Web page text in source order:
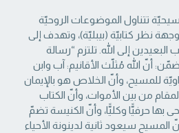
تتناول الموضوعات الروحيّة
نظر كتابيّة (بيبليّة)، وتهدف إلى
البعيدين إلى الله. تلتزم “رسالة
أنّ الله مُثلّث الأقانيم: آب وابن
‏للمسيح، وأنّ الخلاص هو بالإيمان
من بين الأموات، وأنّ الكتاب
بها حرفيًّا وكليًّا، وأنّ الكنيسة تضمّ
المسيح ‏سيعود ثانية لدينونة الأحياء